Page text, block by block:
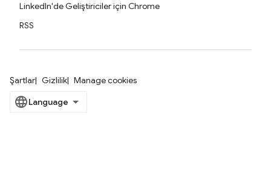
LinkedIn'de Geliştiriciler için Chrome
RSS
Şartlar Gizlilik Manage cookies